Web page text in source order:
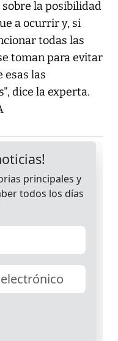
la posibilidad
a ocurrir y, si
todas las
toman para evitar
esas las
dice la experta.